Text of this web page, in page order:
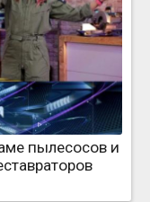
пылесосов и